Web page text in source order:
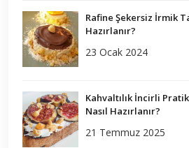
Rafine Şekersiz İrmik
Hazırlanır?
23 Ocak 2024
Kahvaltılık İncirli
Nasıl Hazırlanır?
21 Temmuz 2025